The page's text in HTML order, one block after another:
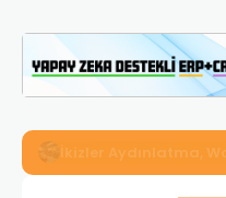
İkizler Aydınlatma,